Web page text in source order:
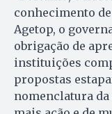
conhecimento
Agetop, o
obrigação de
instituições
propostas
nomenclatura